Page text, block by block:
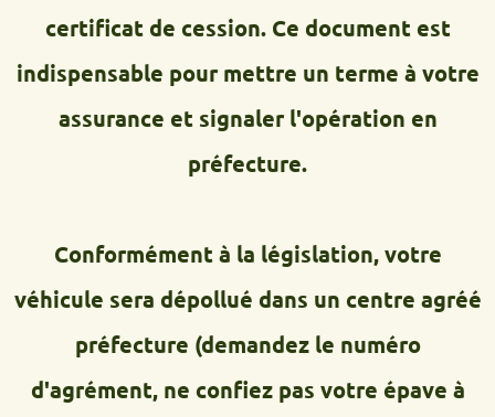
certificat de cession. Ce document est
indispensable pour mettre un terme à votre
assurance et signaler l'opération en
préfecture.
Conformément à la législation, votre
véhicule sera dépollué dans un centre agréé
préfecture (demandez le numéro
d'agrément, ne confiez pas votre épave à